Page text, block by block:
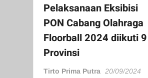
Pelaksanaan Eksibisi
PON Cabang Olahraga
Floorball 2024 diikuti 9
Provinsi
Tirto Prima Putra 20/09/2024